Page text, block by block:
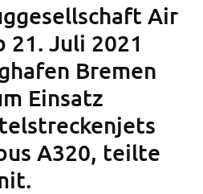
Air
21. Juli 2021
Bremen
Einsatz
A320, teilte